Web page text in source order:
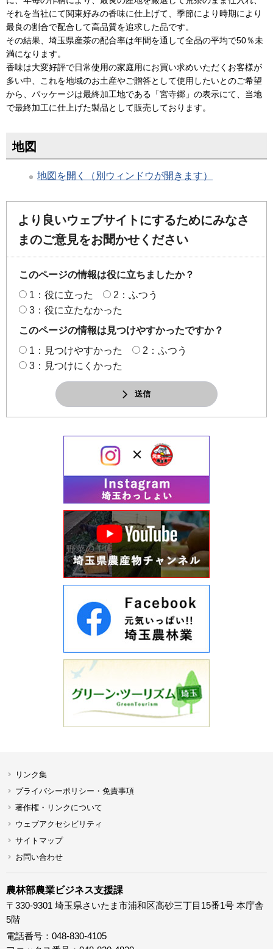
それを当社にて関東好みの香味に仕上げて、季節により時期により
最良の割合で配合して高品質を追求した品です。
その結果、埼玉県産茶の配合率は年間を通して全品の平均で50％未
満になります。
香味は大変好評で日常使用の家庭用にお買い求めいただくお客様が
多い中、これを地域のお土産やご贈答として使用したいとのご希望
から、パッケージは最終加工地である「宮寺郷」の表示にて、当地
で最終加工に仕上げた製品として販売しております。
地図
地図を開く（別ウィンドウが開きます）
より良いウェブサイトにするためにみなさ
まのご意見をお聞かせください
このページの情報は役に立ちましたか？
1：役に立った
2：ふつう
3：役に立たなかった
このページの情報は見つけやすかったですか？
1：見つけやすかった
2：ふつう
3：見つけにくかった
送信
リンク集
プライバシーポリシー・免責事項
著作権・リンクについて
ウェブアクセシビリティ
サイトマップ
お問い合わせ
農林部農業ビジネス支援課
〒330-9301 埼玉県さいたま市浦和区高砂三丁目15番1号 本庁舎
5階
電話番号：048-830-4105